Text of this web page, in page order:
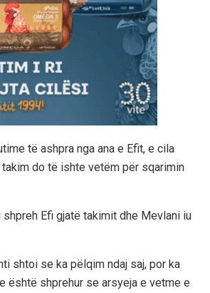
të ashpra nga ana e Efit, e cila
do të ishte vetëm për sqarimin
shpreh Efi gjatë takimit dhe Mevlani iu
shtoi se ka pëlqim ndaj saj, por ka
është shprehur se arsyeja e vetme e